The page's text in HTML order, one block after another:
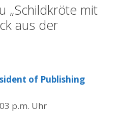
„Schildkröte mit
aus der
of Publishing
p.m. Uhr